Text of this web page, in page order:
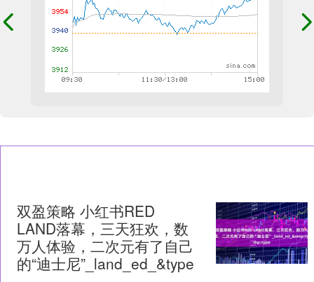
双盈策略 小红书RED
LAND落幕，三天狂欢，数
万人体验，二次元有了自己
的“迪士尼”_land_ed_&type